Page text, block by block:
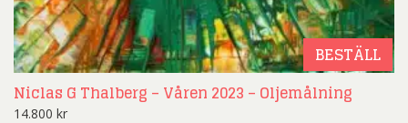
BESTÄLL
Niclas G Thalberg – Våren 2023 – Oljemålning
14.800 kr